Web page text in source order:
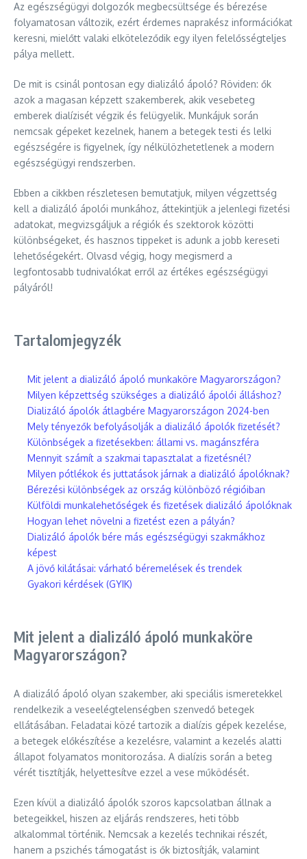
Az egészségügyi dolgozók megbecsültsége és bérezése
folyamatosan változik, ezért érdemes naprakész információkat
keresni, mielőtt valaki elköteleződik egy ilyen felelősségteljes
pálya mellett.
De mit is csinál pontosan egy dializáló ápoló? Röviden: ők
azok a magasan képzett szakemberek, akik vesebeteg
emberek dialízisét végzik és felügyelik. Munkájuk során
nemcsak gépeket kezelnek, hanem a betegek testi és lelki
egészségére is figyelnek, így nélkülözhetetlenek a modern
egészségügyi rendszerben.
Ebben a cikkben részletesen bemutatjuk, milyen végzettség
kell a dializáló ápolói munkához, áttekintjük a jelenlegi fizetési
adatokat, megvizsgáljuk a régiók és szektorok közötti
különbségeket, és hasznos tippeket is adunk a jobb kereseti
lehetőségekért. Olvasd végig, hogy megismerd a
legfontosabb tudnivalókat erről az értékes egészségügyi
pályáról!
Tartalomjegyzék
Mit jelent a dializáló ápoló munkaköre Magyarországon?
Milyen képzettség szükséges a dializáló ápolói álláshoz?
Dializáló ápolók átlagbére Magyarországon 2024-ben
Mely tényezők befolyásolják a dializáló ápolók fizetését?
Különbségek a fizetésekben: állami vs. magánszféra
Mennyit számít a szakmai tapasztalat a fizetésnél?
Milyen pótlékok és juttatások járnak a dializáló ápolóknak?
Bérezési különbségek az ország különböző régióiban
Külföldi munkalehetőségek és fizetések dializáló ápolóknak
Hogyan lehet növelni a fizetést ezen a pályán?
Dializáló ápolók bére más egészségügyi szakmákhoz
képest
A jövő kilátásai: várható béremelések és trendek
Gyakori kérdések (GYIK)
Mit jelent a dializáló ápoló munkaköre
Magyarországon?
A dializáló ápoló olyan szakember, aki speciális ismeretekkel
rendelkezik a veseelégtelenségben szenvedő betegek
ellátásában. Feladatai közé tartozik a dialízis gépek kezelése,
a betegek előkészítése a kezelésre, valamint a kezelés alatti
állapot folyamatos monitorozása. A dialízis során a beteg
vérét tisztítják, helyettesítve ezzel a vese működését.
Ezen kívül a dializáló ápolók szoros kapcsolatban állnak a
betegeikkel, hiszen az eljárás rendszeres, heti több
alkalommal történik. Nemcsak a kezelés technikai részét,
hanem a pszichés támogatást is ők biztosítják, valamint